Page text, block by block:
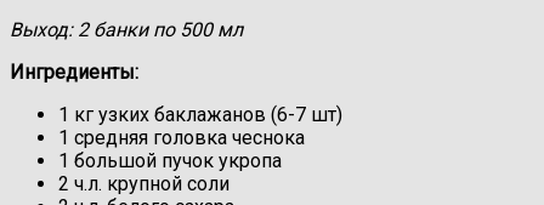
Выход: 2 банки по 500 мл
Ингредиенты:
1 кг узких баклажанов (6-7 шт)
1 средняя головка чеснока
1 большой пучок укропа
2 ч.л. крупной соли